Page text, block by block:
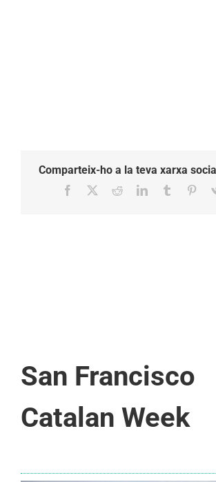
Comparteix-ho a la teva xarxa
Facebook RedditLinkedInTumblr
San Francisco
Catalan Week